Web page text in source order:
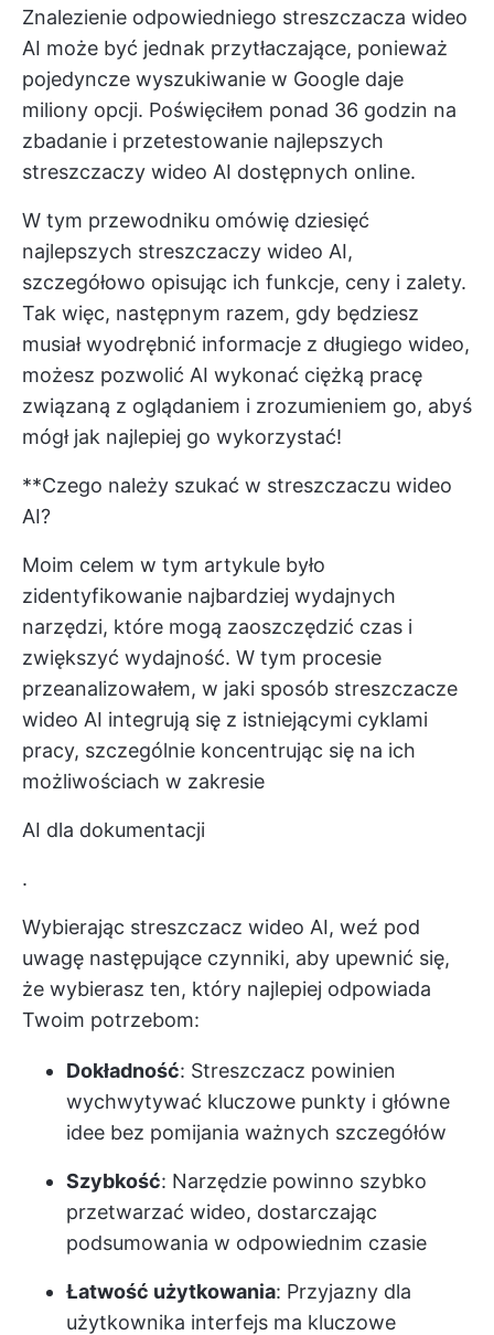
Znalezienie odpowiedniego streszczacza wideo
AI może być jednak przytłaczające, ponieważ
pojedyncze wyszukiwanie w Google daje
miliony opcji. Poświęciłem ponad 36 godzin na
zbadanie i przetestowanie najlepszych
streszczaczy wideo AI dostępnych online.
W tym przewodniku omówię dziesięć
najlepszych streszczaczy wideo AI,
szczegółowo opisując ich funkcje, ceny i zalety.
Tak więc, następnym razem, gdy będziesz
musiał wyodrębnić informacje z długiego wideo,
możesz pozwolić AI wykonać ciężką pracę
związaną z oglądaniem i zrozumieniem go, abyś
mógł jak najlepiej go wykorzystać!
**Czego należy szukać w streszczaczu wideo
AI?
Moim celem w tym artykule było
zidentyfikowanie najbardziej wydajnych
narzędzi, które mogą zaoszczędzić czas i
zwiększyć wydajność. W tym procesie
przeanalizowałem, w jaki sposób streszczacze
wideo AI integrują się z istniejącymi cyklami
pracy, szczególnie koncentrując się na ich
możliwościach w zakresie
AI dla dokumentacji
.
Wybierając streszczacz wideo AI, weź pod
uwagę następujące czynniki, aby upewnić się,
że wybierasz ten, który najlepiej odpowiada
Twoim potrzebom:
Dokładność: Streszczacz powinien
wychwytywać kluczowe punkty i główne
idee bez pomijania ważnych szczegółów
Szybkość: Narzędzie powinno szybko
przetwarzać wideo, dostarczając
podsumowania w odpowiednim czasie
Łatwość użytkowania: Przyjazny dla
użytkownika interfejs ma kluczowe